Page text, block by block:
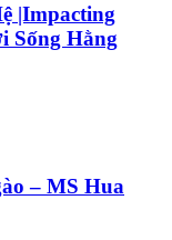
|Impacting
Sống Hằng
– MS Hua